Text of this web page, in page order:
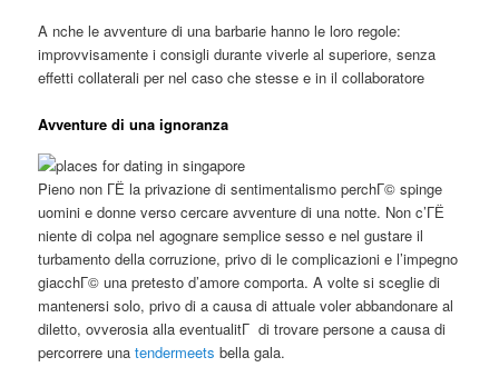
A nche le avventure di una barbarie hanno le loro regole:
improvvisamente i consigli durante viverle al superiore, senza
effetti collaterali per nel caso che stesse e in il collaboratore
Avventure di una ignoranza
Pieno non ГЁ la privazione di sentimentalismo perchГ© spinge
uomini e donne verso cercare avventure di una notte. Non c’ГЁ
niente di colpa nel agognare semplice sesso e nel gustare il
turbamento della corruzione, privo di le complicazioni e l’impegno
giacchГ© una pretesto d’amore comporta. A volte si sceglie di
mantenersi solo, privo di a causa di attuale voler abbandonare al
diletto, ovverosia alla eventualitГ di trovare persone a causa di
percorrere unatendermeets bella gala.